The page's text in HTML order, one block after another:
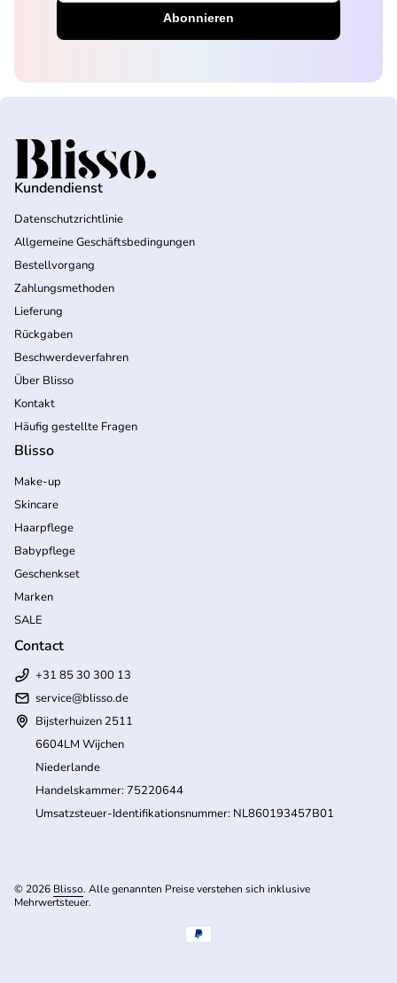
Startseite
Kundendienst
Datenschutzrichtlinie
Allgemeine Geschäftsbedingungen
Bestellvorgang
Zahlungsmethoden
Lieferung
Rückgaben
Beschwerdeverfahren
Über Blisso
Kontakt
Häufig gestellte Fragen
Blisso
Make-up
Skincare
Haarpflege
Babypflege
Geschenkset
Marken
SALE
Contact
+31 85 30 300 13
service@blisso.de
Bijsterhuizen 2511
6604LM Wijchen
Niederlande
Handelskammer: 75220644
Umsatzsteuer-Identifikationsnummer: NL860193457B01
© 2026 Blisso. Alle genannten Preise verstehen sich inklusive
Mehrwertsteuer.
(Link öffnet in neuem Tab/Fenster)Zahlungsmöglichkeiten